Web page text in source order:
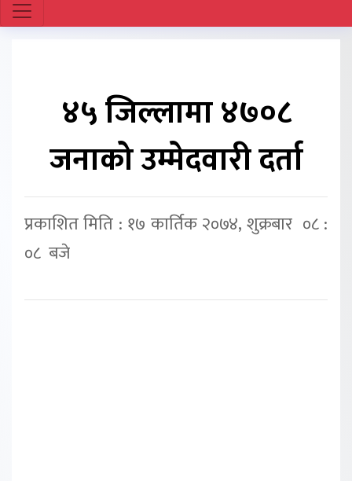
४५ जिल्लामा ४७०८
जनाको उम्मेदवारी दर्ता
प्रकाशित मिति : १७ कार्तिक २०७४, शुक्रबार ०८ :
०८ बजे